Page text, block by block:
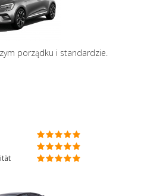
porządku i standardzie.